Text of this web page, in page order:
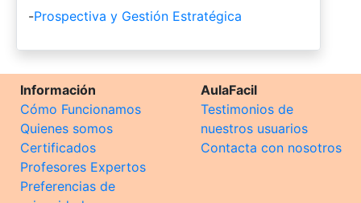
-Prospectiva y Gestión Estratégica
Información
Cómo Funcionamos
Quienes somos
Certificados
Profesores Expertos
Preferencias de
AulaFacil
Testimonios de
nuestros usuarios
Contacta con nosotros